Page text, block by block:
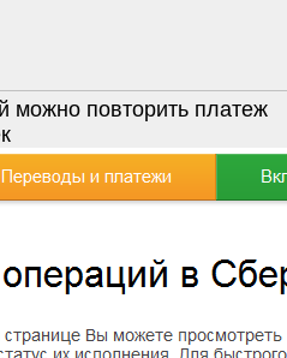
можно повторить платеж